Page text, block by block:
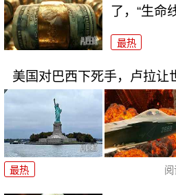
了，“生命
最热
美国对巴西下死手，卢拉让
最热